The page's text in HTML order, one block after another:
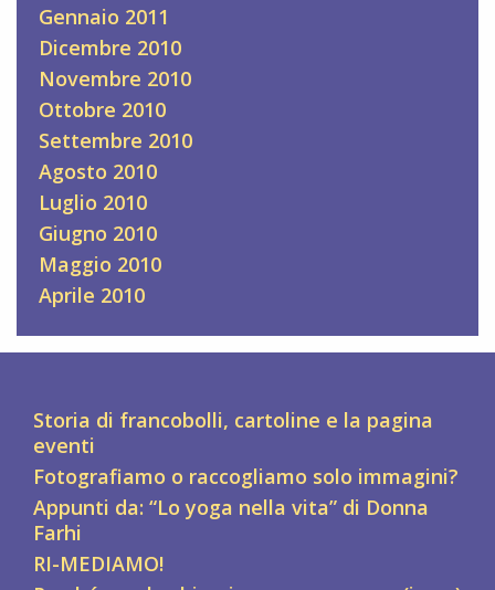
Gennaio 2011
Dicembre 2010
Novembre 2010
Ottobre 2010
Settembre 2010
Agosto 2010
Luglio 2010
Giugno 2010
Maggio 2010
Aprile 2010
Storia di francobolli, cartoline e la pagina
eventi
Fotografiamo o raccogliamo solo immagini?
Appunti da: “Lo yoga nella vita” di Donna
Farhi
RI-MEDIAMO!